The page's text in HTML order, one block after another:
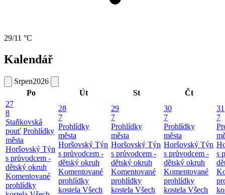
29/11 °C
Kalendář
Srpen2026
Po
Út St
Čt
27
8
Staňkovská
pouť Prohlídky
města
Horšovský Týn
s průvodcem -
dětský okruh
Komentované
prohlídky
28
7
Prohlídky
města
Horšovský Týn
s průvodcem -
dětský okruh
Komentované
prohlídky
kostela Všech
29
7
Prohlídky
města
Horšovský Týn
s průvodcem -
dětský okruh
Komentované
prohlídky
kostela Všech
30
7
Prohlídky
města
Horšovský Týn
s průvodcem -
dětský okruh
Komentované
prohlídky
kostela Všech
31
7
s